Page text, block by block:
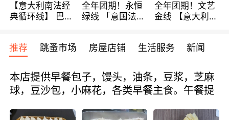
【意大利南法经
典循环线】 巴黎
宾馆 108欧/天起
全程756欧/位
全年团期！永恒
绿线 「意国法
欧/天起 ~包拼房
全年团期！文艺
金线 【意大利一
每周铁发！
推荐 跳蚤市场 房屋店铺 生活服务 新闻
本店提供早餐包子，馒头，油条，豆浆，芝麻
球，豆沙包，小麻花，各类早餐主食。午餐提